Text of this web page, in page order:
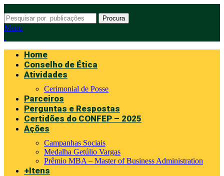
Procura
Menu
Home
Conselho de Ética
Atividades
Cerimonial de Posse
Parceiros
Perguntas e Respostas
Certidões do CONFEP – 2025
Ações
Campanhas Sociais
Medalha Getúlio Vargas
Prêmio MBA – Master of Business Administration
+Itens